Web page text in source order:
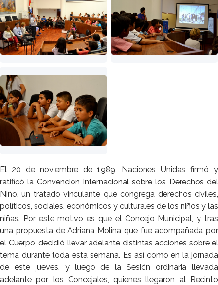
El 20 de noviembre de 1989, Naciones Unidas firmó y
ratificó la Convención Internacional sobre los Derechos del
Niño, un tratado vinculante que congrega derechos civiles,
políticos, sociales, económicos y culturales de los niños y las
niñas. Por este motivo es que el Concejo Municipal, y tras
una propuesta de Adriana Molina que fue acompañada por
el Cuerpo, decidió llevar adelante distintas acciones sobre el
tema durante toda esta semana. Es así como en la jornada
de este jueves, y luego de la Sesión ordinaria llevada
adelante por los Concejales, quienes llegaron al Recinto